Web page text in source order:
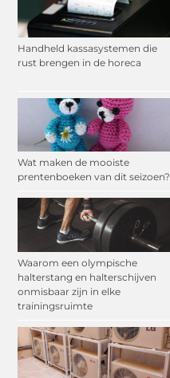
Handheld kassasystemen die
rust brengen in de horeca
Wat maken de mooiste
prentenboeken van dit seizoen?
Waarom een olympische
halterstang en halterschijven
onmisbaar zijn in elke
trainingsruimte